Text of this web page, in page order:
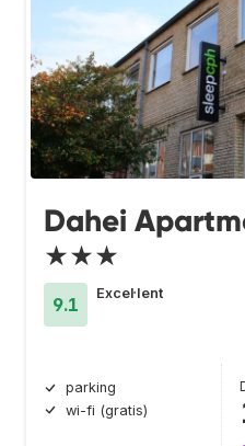
Dahei
★★★
9.1
Excel·lent
parking
wi-fi (gratis)